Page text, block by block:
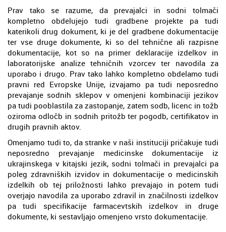
Prav tako se razume, da prevajalci in sodni tolmači
kompletno obdelujejo tudi gradbene projekte pa tudi
katerikoli drug dokument, ki je del gradbene dokumentacije
ter vse druge dokumente, ki so del tehnične ali razpisne
dokumentacije, kot so na primer deklaracije izdelkov in
laboratorijske analize tehničnih vzorcev ter navodila za
uporabo i drugo. Prav tako lahko kompletno obdelamo tudi
pravni red Evropske Unije, izvajamo pa tudi neposredno
prevajanje sodnih sklepov v omenjeni kombinaciji jezikov
pa tudi pooblastila za zastopanje, zatem sodb, licenc in tožb
oziroma odločb in sodnih pritožb ter pogodb, certifikatov in
drugih pravnih aktov.
Omenjamo tudi to, da stranke v naši instituciji pričakuje tudi
neposredno prevajanje medicinske dokumentacije iz
ukrajinskega v kitajski jezik, sodni tolmači in prevajalci pa
poleg zdravniških izvidov in dokumentacije o medicinskih
izdelkih ob tej priložnosti lahko prevajajo in potem tudi
overjajo navodila za uporabo zdravil in značilnosti izdelkov
pa tudi specifikacije farmacevtskih izdelkov in druge
dokumente, ki sestavljajo omenjeno vrsto dokumentacije.